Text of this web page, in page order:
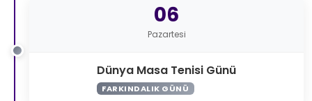
06
Pazartesi
Dünya Masa Tenisi Günü
FARKINDALIK GÜNÜ